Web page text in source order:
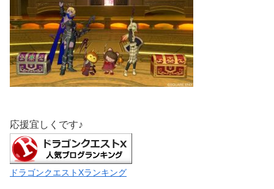
応援宜しくです♪
ドラゴンクエストXランキング